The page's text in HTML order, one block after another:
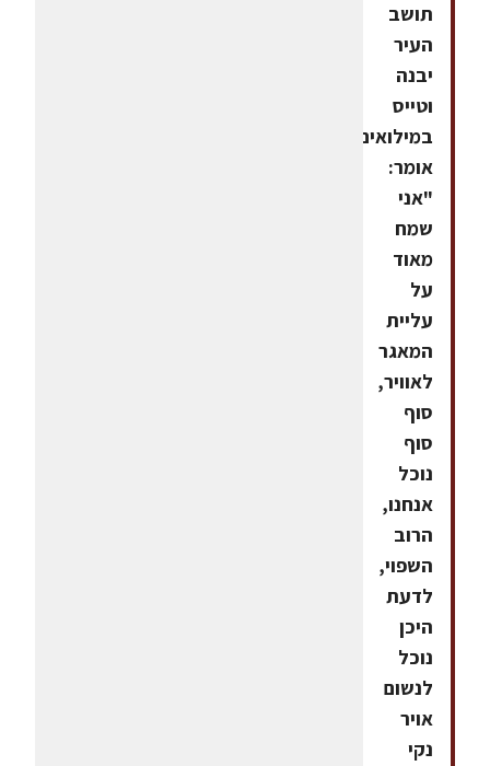
תושב
העיר
יבנה
וטייס
במילואים,
אומר:
"אני
שמח
מאוד
על
עליית
המאגר
לאוויר,
סוף
סוף
נוכל
אנחנו,
הרוב
השפוי,
לדעת
היכן
נוכל
לנשום
אויר
נקי